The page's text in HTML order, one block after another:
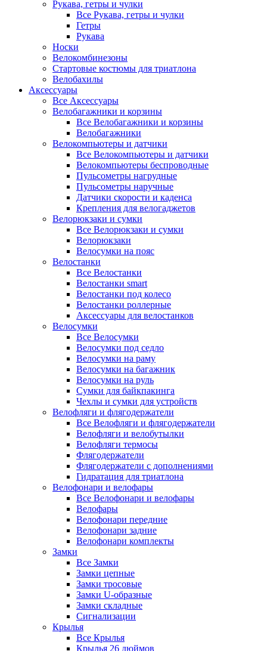
Рукава, гетры и чулки
Все Рукава, гетры и чулки
Гетры
Рукава
Носки
Велокомбинезоны
Стартовые костюмы для триатлона
Велобахилы
Аксессуары
Все Аксессуары
Велобагажники и корзины
Все Велобагажники и корзины
Велобагажники
Велокомпьютеры и датчики
Все Велокомпьютеры и датчики
Велокомпьютеры беспроводные
Пульсометры нагрудные
Пульсометры наручные
Датчики скорости и каденса
Крепления для велогаджетов
Велорюкзаки и сумки
Все Велорюкзаки и сумки
Велорюкзаки
Велосумки на пояс
Велостанки
Все Велостанки
Велостанки smart
Велостанки под колесо
Велостанки роллерные
Аксессуары для велостанков
Велосумки
Все Велосумки
Велосумки под седло
Велосумки на раму
Велосумки на багажник
Велосумки на руль
Сумки для байкпакинга
Чехлы и сумки для устройств
Велофляги и флягодержатели
Все Велофляги и флягодержатели
Велофляги и велобутылки
Велофляги термосы
Флягодержатели
Флягодержатели с дополнениями
Гидратация для триатлона
Велофонари и велофары
Все Велофонари и велофары
Велофары
Велофонари передние
Велофонари задние
Велофонари комплекты
Замки
Все Замки
Замки цепные
Замки тросовые
Замки U-образные
Замки складные
Сигнализации
Крылья
Все Крылья
Крылья 26 дюймов